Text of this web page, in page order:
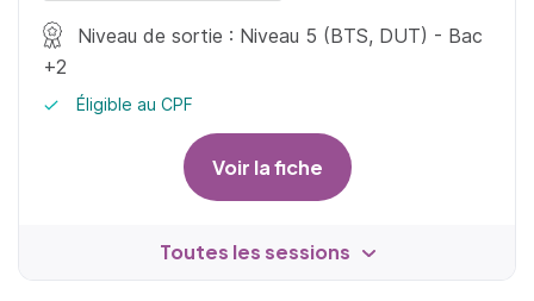
Niveau de sortie : Niveau 5 (BTS, DUT) - Bac
+2
Éligible au CPF
Voir la fiche
Toutes les sessions